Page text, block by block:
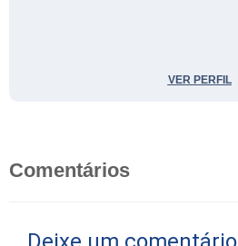
VER PERFIL
Comentários